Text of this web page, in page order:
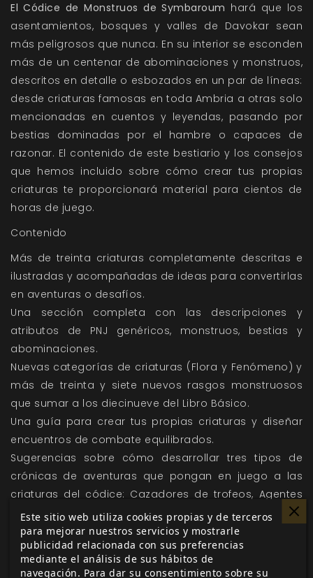
El Códice de Monstruos de Symbaroum hará que los
asentamientos, bosques y valles de Davokar sean
más peligrosos que nunca. En su interior se esconden
más de un centenar de abominaciones y monstruos,
descritos en detalle o esbozados en un par de líneas:
desde criaturas famosas en toda Ambria a otras solo
mencionadas en cuentos y leyendas, pasando por
bestias dominadas por el hambre o capaces de
razonar. El contenido de este bestiario y los consejos
que hemos incluido sobre cómo crear tus propias
criaturas te proporcionará material para cientos de
horas de juego.
Contenido
Más de treinta criaturas completamente descritas e
ilustradas y acompañadas de ideas para convertirlas
en aventuras o desafíos.
Una sección completa con las descripciones y
atributos de PNJ genéricos, monstruos, bestias y
abominaciones.
Nuevas categorías de criaturas (Flora y Fenómeno) y
más de treinta y siete nuevos rasgos monstruosos
que sumar a los diecinueve del Libro Básico.
Una guía para crear tus propias criaturas y diseñar
encuentros de combate equilibrados.
Sugerencias sobre cómo desarrollar tres tipos de
crónicas de aventuras que pongan en juego a las
criaturas del códice: Cazadores de trofeos, Agentes
de campo y Purgadores de misterios.
Este suplemento requiere del Libro Básico de
Symbaroum , aunque para disfrutarlo al máximo
también necesitarás la Guía Avanzada del Jugador.
Este sitio web utiliza cookies propias y de terceros
para mejorar nuestros servicios y mostrarle
publicidad relacionada con sus preferencias
mediante el análisis de sus hábitos de
navegación. Para dar su consentimiento sobre su